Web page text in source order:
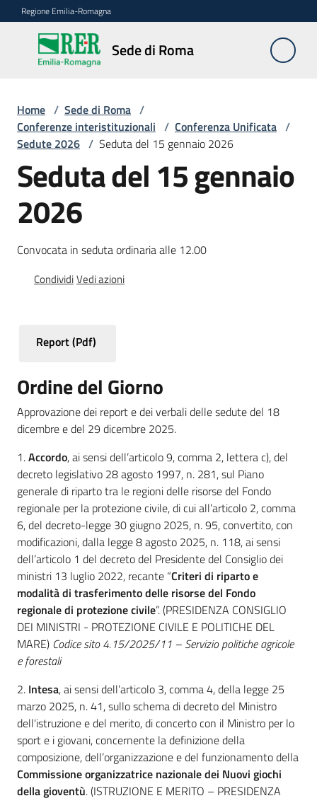
Vai al contenuto
Vai alla navigazione
Vai al footer
Regione Emilia-Romagna
Sede di Roma
Sede
di
Novità
Servizi
della
Conferenze
interistituzionali
Temi
Appuntamenti
Newsletter
Seguici
su
Regione
Emilia-
Romagna
Regione
Home / Sede di Roma /
Conferenze interistituzionali / Conferenza Unificata /
Sedute 2026 / Seduta del 15 gennaio 2026
Seduta del 15 gennaio
2026
Convocata in seduta ordinaria alle 12.00
CondividiVedi azioni
Report (Pdf)
Ordine del Giorno
Approvazione dei report e dei verbali delle sedute del 18
dicembre e del 29 dicembre 2025.
1.Accordo, ai sensi dell’articolo 9, comma 2, lettera c), del
decreto legislativo 28 agosto 1997, n. 281, sul Piano
generale di riparto tra le regioni delle risorse del Fondo
regionale per la protezione civile, di cui all’articolo 2, comma
6, del decreto-legge 30 giugno 2025, n. 95, convertito, con
modificazioni, dalla legge 8 agosto 2025, n. 118, ai sensi
dell’articolo 1 del decreto del Presidente del Consiglio dei
ministri 13 luglio 2022, recante “Criteri di riparto e
modalità di trasferimento delle risorse del Fondo
regionale di protezione civile”. (PRESIDENZA CONSIGLIO
DEI MINISTRI - PROTEZIONE CIVILE E POLITICHE DEL
MARE) Codice sito 4.15/2025/11 – Servizio politiche agricole
e forestali
2. Intesa, ai sensi dell’articolo 3, comma 4, della legge 25
marzo 2025, n. 41, sullo schema di decreto del Ministro
dell'istruzione e del merito, di concerto con il Ministro per lo
sport e i giovani, concernente la definizione della
composizione, dell’organizzazione e del funzionamento della
Commissione organizzatrice nazionale dei Nuovi giochi
della gioventù. (ISTRUZIONE E MERITO – PRESIDENZA